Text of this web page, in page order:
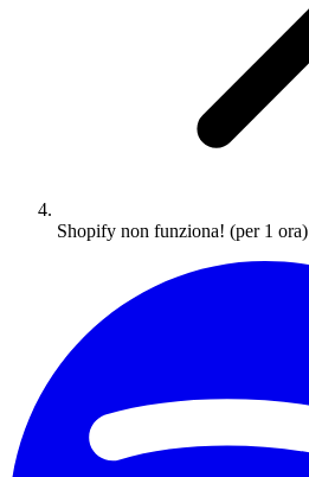
Shopify non funziona! (per 1 ora)